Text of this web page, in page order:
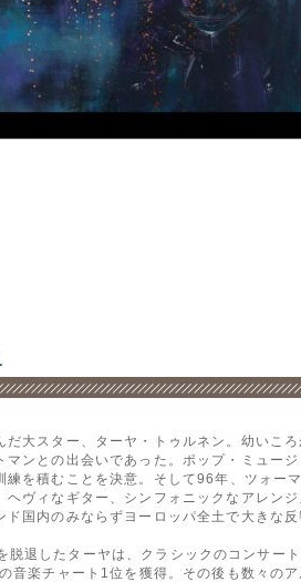
だ大スター、ターヤ・トゥルネン。幼いこ
マンとの出会いであった。ポップ・ミュー
練を積むことを決意。そして96年、ツォ
ヘヴィなギター、シンフォニックなアレン
ド国内のみならずヨーロッパ全土で大きな反
退したターヤは、クラシックのコンサー
音楽チャート1位を獲得。その後も数々の